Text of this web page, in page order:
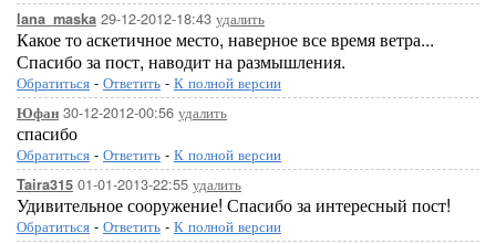
lana_maska 29-12-2012-18:43 удалить
Какое то аскетичное место, наверное все время ветра...
Спасибо за пост, наводит на размышления.
Обратиться - Ответить - К полной версии
Юфан 30-12-2012-00:56 удалить
спасибо
Обратиться - Ответить - К полной версии
Taira315 01-01-2013-22:55 удалить
Удивительное сооружение! Спасибо за интересный пост!
Обратиться - Ответить - К полной версии